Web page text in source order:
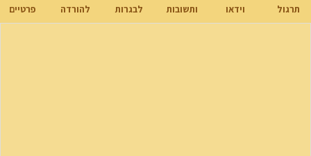
תרגול
וידאו
ותשובות
לבגרות
להורדה
פרטיים